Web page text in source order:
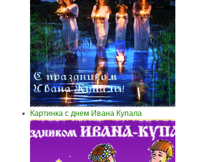
Картинка с днем Ивана Купала